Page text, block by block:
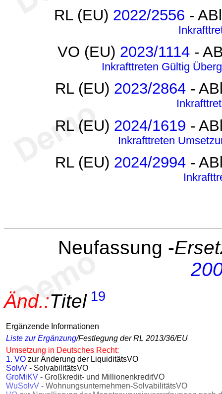
RL (EU) 2022/2556 -
VO (EU) 2023/1114-
Inkrafttreten Gültig
RL (EU) 2023/2864 -
RL (EU) 2024/1619 -
Inkrafttreten
RL (EU) 2024/2994 -
Neufassung -
Änd.:Titel 19
Ergänzende Informationen
Liste zur Ergänzung/Festlegung der RL 2013/36/EU
Umsetzung in Deutsches Recht:
1. VO zur Änderung der LiquiditätsVO
SolvV - SolvabilitätsVO
GroMiKV - Großkredit- und MillionenkreditVO
WuSolvV - Wohnungsunternehmen-SolvabilitätsVO